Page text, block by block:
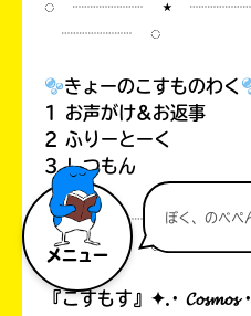
メニュー
ぼく、のべぺ
◌ ┈┈┈┈ ⋆
┈┈┈┈ ◌
きょーのこすものわく
1 お声がけ&お返事
2 ふりーとーく
3 しつもん
◌ ┈┈┈┈ ⋆
┈┈┈┈ ◌
『こすもす』✦.·